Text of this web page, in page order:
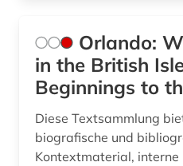
Orlando:
in the British
Beginnings to
Diese Textsammlung
biografische und
Kontextmaterial, interne